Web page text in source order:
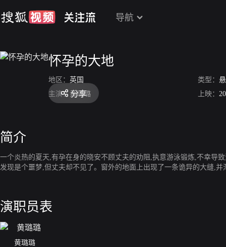
导航
怀孕的大地
地区： 英国 类型：
主演： 黄璐璐 上映：
分享
简介
一个炎热的夏天,有孕在身的晓安不顾丈夫的劝阻,执意游泳锻炼,不幸导
发现是个噩梦,但丈夫却不见了。窗外的地面上出现了一条诡异的⼤缝,
演职员表
黄璐璐